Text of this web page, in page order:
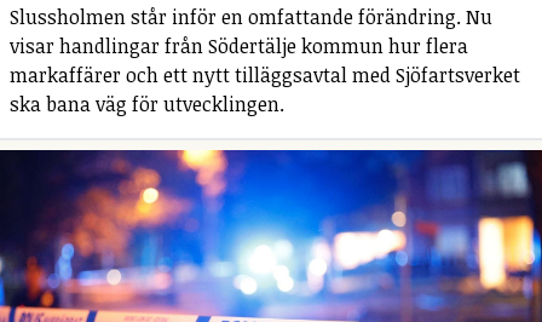
Slussholmen står inför en omfattande förändring. Nu
visar handlingar från Södertälje kommun hur flera
markaffärer och ett nytt tilläggsavtal med Sjöfartsverket
ska bana väg för utvecklingen.